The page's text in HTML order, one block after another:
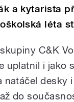
a kytarista
léta
C&K
uplatnil i jako
natáčel desky
do